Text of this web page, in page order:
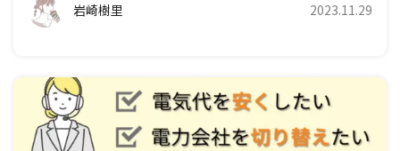
岩崎樹里 2023.11.29